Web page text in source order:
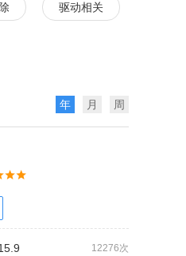
驱动相关
年 月 周
12276次